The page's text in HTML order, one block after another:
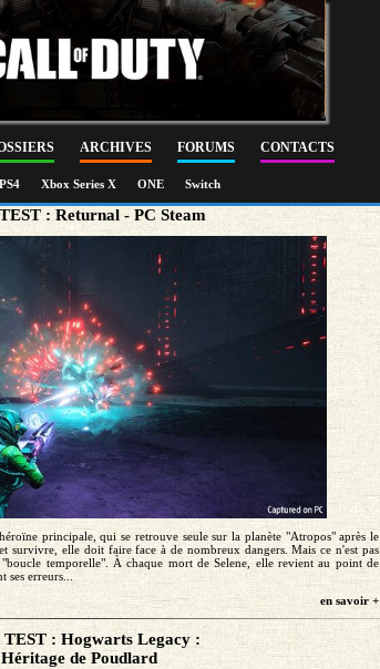
ARCHIVES FORUMS CONTACTS
PS4 Xbox Series X ONE Switch
: Returnal - PC Steam
principale, qui se retrouve seule sur la planète "Atropos" après le
survivre, elle doit faire face à de nombreux dangers. Mais ce n'est pas
temporelle". À chaque mort de Selene, elle revient au point de
ses erreurs...
en savoir +
TEST : Hogwarts Legacy :
de Poudlard